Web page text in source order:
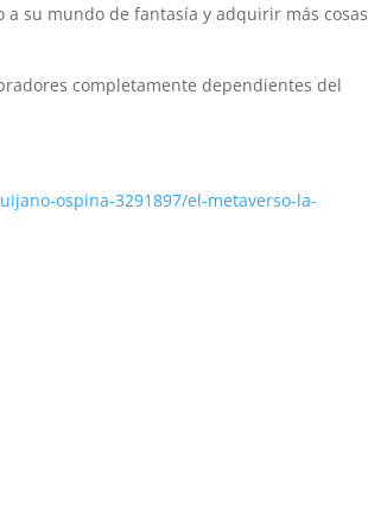
su mundo de fantasía y adquirir más cosas
completamente dependientes del
ospina-3291897/el-metaverso-la-